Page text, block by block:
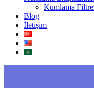
Kumlama
Blog
İletişim